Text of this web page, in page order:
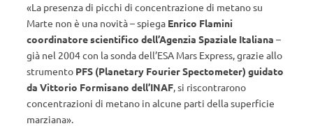
«La presenza di picchi di concentrazione di metano su
Marte non è una novità – spiega Enrico Flamini
coordinatore scientifico dell’Agenzia Spaziale Italiana –
già nel 2004 con la sonda dell’ESA Mars Express, grazie allo
strumento PFS (Planetary Fourier Spectometer) guidato
da Vittorio Formisano dell’INAF, si riscontrarono
concentrazioni di metano in alcune parti della superficie
marziana».